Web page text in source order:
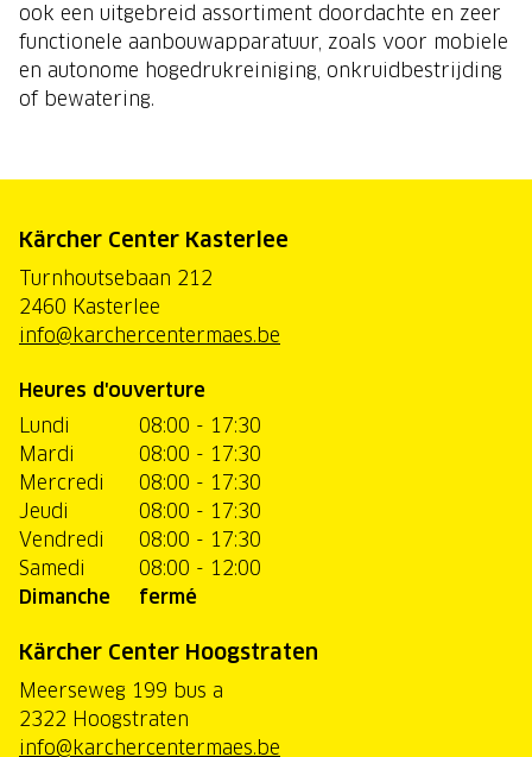
ook een uitgebreid assortiment doordachte en zeer
functionele aanbouwapparatuur, zoals voor mobiele
en autonome hogedrukreiniging, onkruidbestrijding
of bewatering.
Kärcher Center Kasterlee
Turnhoutsebaan 212
2460 Kasterlee
info@karchercentermaes.be
Heures d'ouverture
Lundi
08:00 - 17:30
Mardi
08:00 - 17:30
Mercredi
08:00 - 17:30
Jeudi
08:00 - 17:30
Vendredi
08:00 - 17:30
Samedi
08:00 - 12:00
Dimanche
fermé
Kärcher Center Hoogstraten
Meerseweg 199 bus a
2322 Hoogstraten
info@karchercentermaes.be